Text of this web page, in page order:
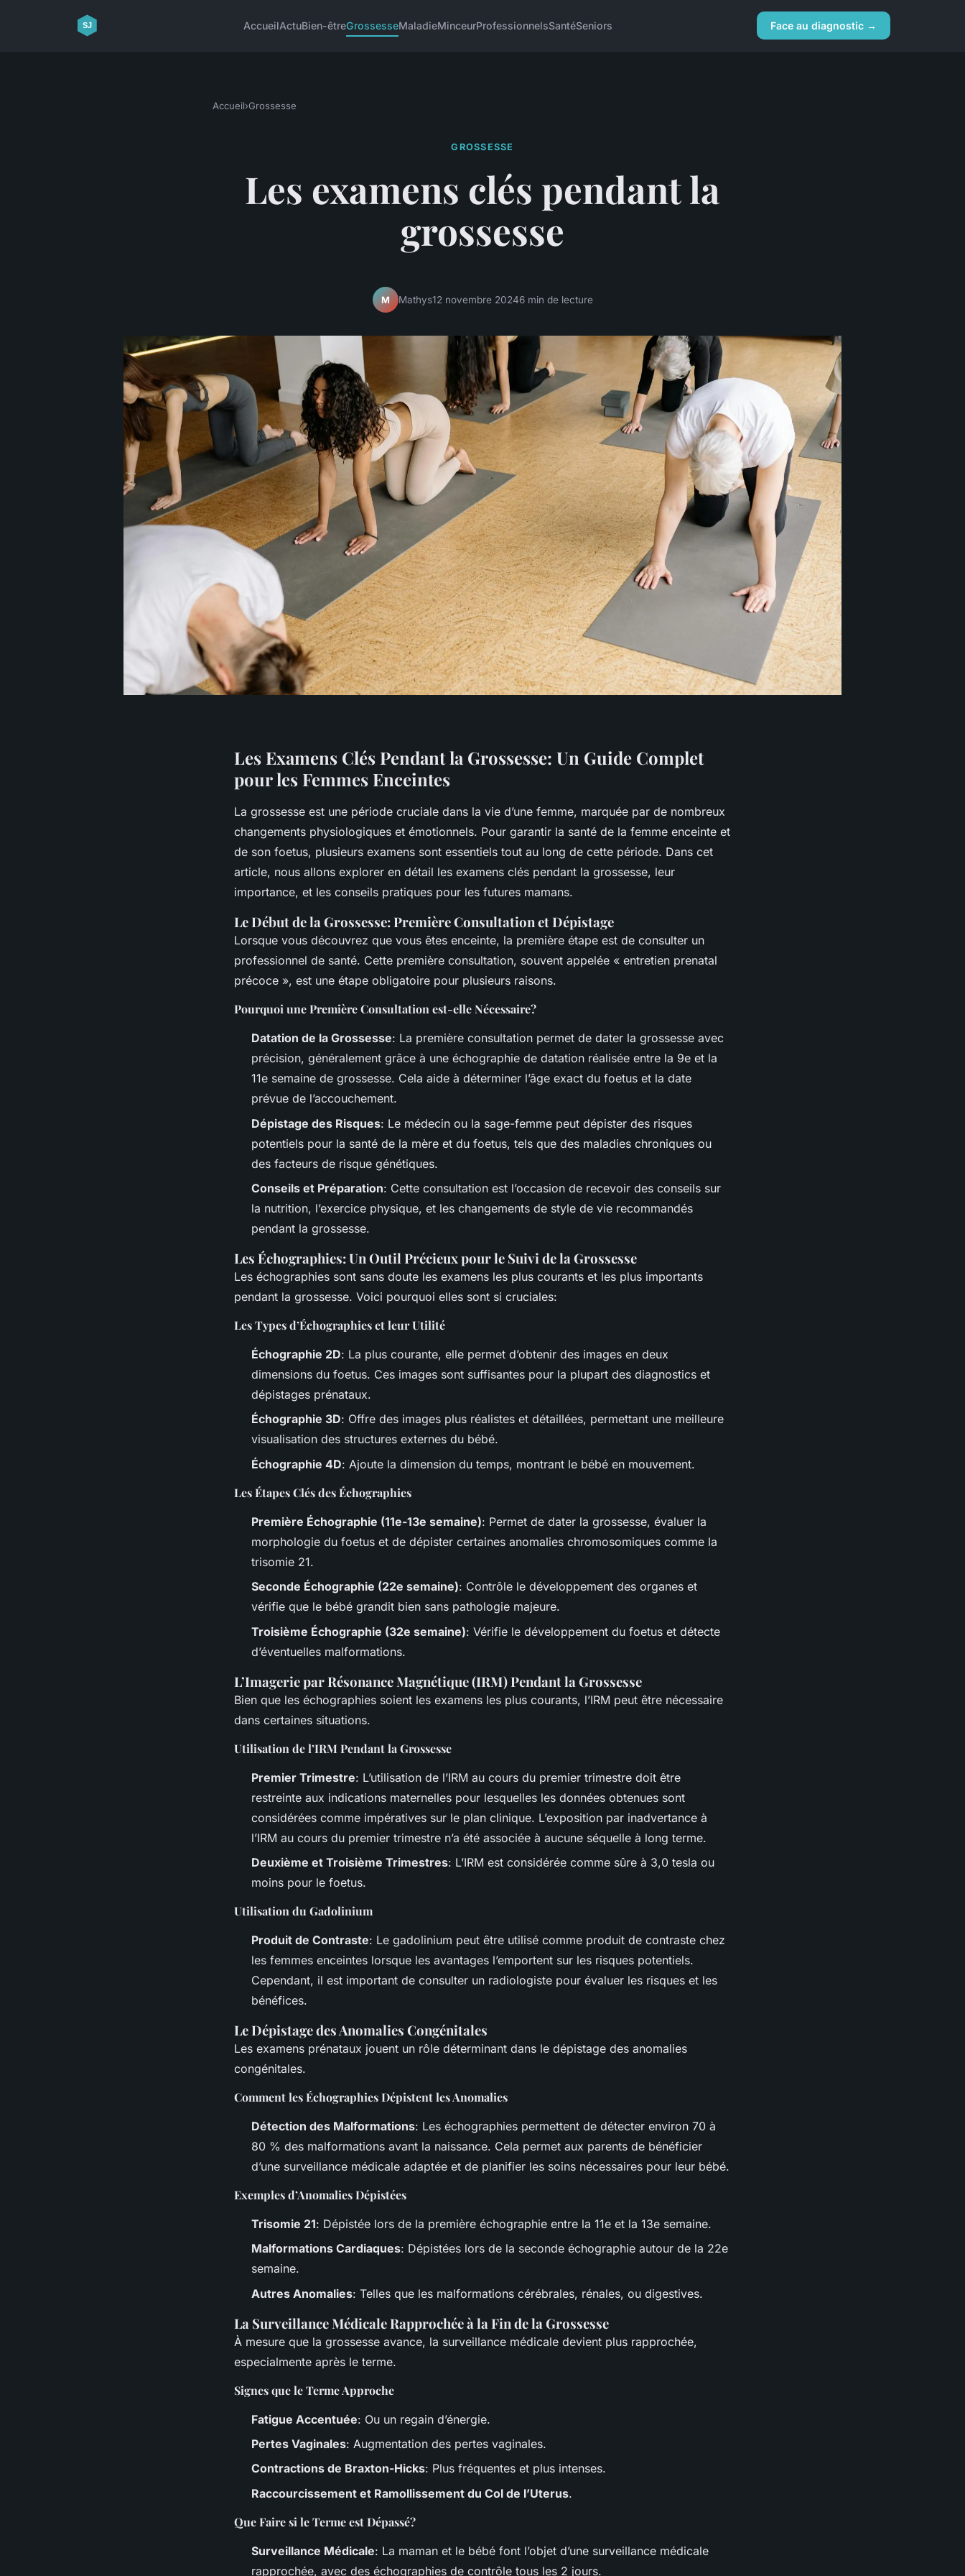
AccueilActuBien-êtreGrossesseMaladieMinceurProfessionnelsSantéSeniors Face au diagnostic →
Accueil›Grossesse
GROSSESSE
Les examens clés pendant la
grossesse
M Mathys12 novembre 20246 min de lecture
Les Examens Clés Pendant la Grossesse: Un Guide Complet
pour les Femmes Enceintes
La grossesse est une période cruciale dans la vie d’une femme, marquée par de nombreux
changements physiologiques et émotionnels. Pour garantir la santé de la femme enceinte et
de son foetus, plusieurs examens sont essentiels tout au long de cette période. Dans cet
article, nous allons explorer en détail les examens clés pendant la grossesse, leur
importance, et les conseils pratiques pour les futures mamans.
Le Début de la Grossesse: Première Consultation et Dépistage
Lorsque vous découvrez que vous êtes enceinte, la première étape est de consulter un
professionnel de santé. Cette première consultation, souvent appelée « entretien prenatal
précoce », est une étape obligatoire pour plusieurs raisons.
Pourquoi une Première Consultation est-elle Nécessaire?
Datation de la Grossesse: La première consultation permet de dater la grossesse avec
précision, généralement grâce à une échographie de datation réalisée entre la 9e et la
11e semaine de grossesse. Cela aide à déterminer l’âge exact du foetus et la date
prévue de l’accouchement.
Dépistage des Risques: Le médecin ou la sage-femme peut dépister des risques
potentiels pour la santé de la mère et du foetus, tels que des maladies chroniques ou
des facteurs de risque génétiques.
Conseils et Préparation: Cette consultation est l’occasion de recevoir des conseils sur
la nutrition, l’exercice physique, et les changements de style de vie recommandés
pendant la grossesse.
Les Échographies: Un Outil Précieux pour le Suivi de la Grossesse
Les échographies sont sans doute les examens les plus courants et les plus importants
pendant la grossesse. Voici pourquoi elles sont si cruciales:
Les Types d’Échographies et leur Utilité
Échographie 2D: La plus courante, elle permet d’obtenir des images en deux
dimensions du foetus. Ces images sont suffisantes pour la plupart des diagnostics et
dépistages prénataux.
Échographie 3D: Offre des images plus réalistes et détaillées, permettant une meilleure
visualisation des structures externes du bébé.
Échographie 4D: Ajoute la dimension du temps, montrant le bébé en mouvement.
Les Étapes Clés des Échographies
Première Échographie (11e-13e semaine): Permet de dater la grossesse, évaluer la
morphologie du foetus et de dépister certaines anomalies chromosomiques comme la
trisomie 21.
Seconde Échographie (22e semaine): Contrôle le développement des organes et
vérifie que le bébé grandit bien sans pathologie majeure.
Troisième Échographie (32e semaine): Vérifie le développement du foetus et détecte
d’éventuelles malformations.
L’Imagerie par Résonance Magnétique (IRM) Pendant la Grossesse
Bien que les échographies soient les examens les plus courants, l’IRM peut être nécessaire
dans certaines situations.
Utilisation de l’IRM Pendant la Grossesse
Premier Trimestre: L’utilisation de l’IRM au cours du premier trimestre doit être
restreinte aux indications maternelles pour lesquelles les données obtenues sont
considérées comme impératives sur le plan clinique. L’exposition par inadvertance à
l’IRM au cours du premier trimestre n’a été associée à aucune séquelle à long terme.
Deuxième et Troisième Trimestres: L’IRM est considérée comme sûre à 3,0 tesla ou
moins pour le foetus.
Utilisation du Gadolinium
Produit de Contraste: Le gadolinium peut être utilisé comme produit de contraste chez
les femmes enceintes lorsque les avantages l’emportent sur les risques potentiels.
Cependant, il est important de consulter un radiologiste pour évaluer les risques et les
bénéfices.
Le Dépistage des Anomalies Congénitales
Les examens prénataux jouent un rôle déterminant dans le dépistage des anomalies
congénitales.
Comment les Échographies Dépistent les Anomalies
Détection des Malformations: Les échographies permettent de détecter environ 70 à
80 % des malformations avant la naissance. Cela permet aux parents de bénéficier
d’une surveillance médicale adaptée et de planifier les soins nécessaires pour leur bébé.
Exemples d’Anomalies Dépistées
Trisomie 21: Dépistée lors de la première échographie entre la 11e et la 13e semaine.
Malformations Cardiaques: Dépistées lors de la seconde échographie autour de la 22e
semaine.
Autres Anomalies: Telles que les malformations cérébrales, rénales, ou digestives.
La Surveillance Médicale Rapprochée à la Fin de la Grossesse
À mesure que la grossesse avance, la surveillance médicale devient plus rapprochée,
especialmente après le terme.
Signes que le Terme Approche
Fatigue Accentuée: Ou un regain d’énergie.
Pertes Vaginales: Augmentation des pertes vaginales.
Contractions de Braxton-Hicks: Plus fréquentes et plus intenses.
Raccourcissement et Ramollissement du Col de l’Uterus.
Que Faire si le Terme est Dépassé?
Surveillance Médicale: La maman et le bébé font l’objet d’une surveillance médicale
rapprochée, avec des échographies de contrôle tous les 2 jours.